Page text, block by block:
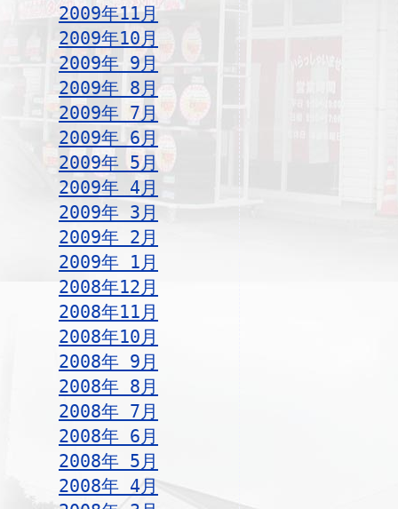
2009年11月
2009年10月
2009年 9月
2009年 8月
2009年 7月
2009年 6月
2009年 5月
2009年 4月
2009年 3月
2009年 2月
2009年 1月
2008年12月
2008年11月
2008年10月
2008年 9月
2008年 8月
2008年 7月
2008年 6月
2008年 5月
2008年 4月